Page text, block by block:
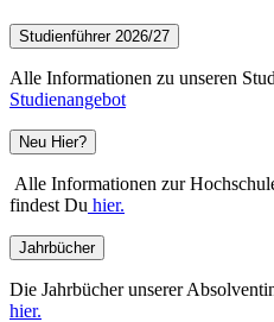
Studienführer 2026/27
Alle Informationen zu unseren
Studienangebot
Neu Hier?
Alle Informationen zur
findest Du hier.
Jahrbücher
Die Jahrbücher unserer
hier.